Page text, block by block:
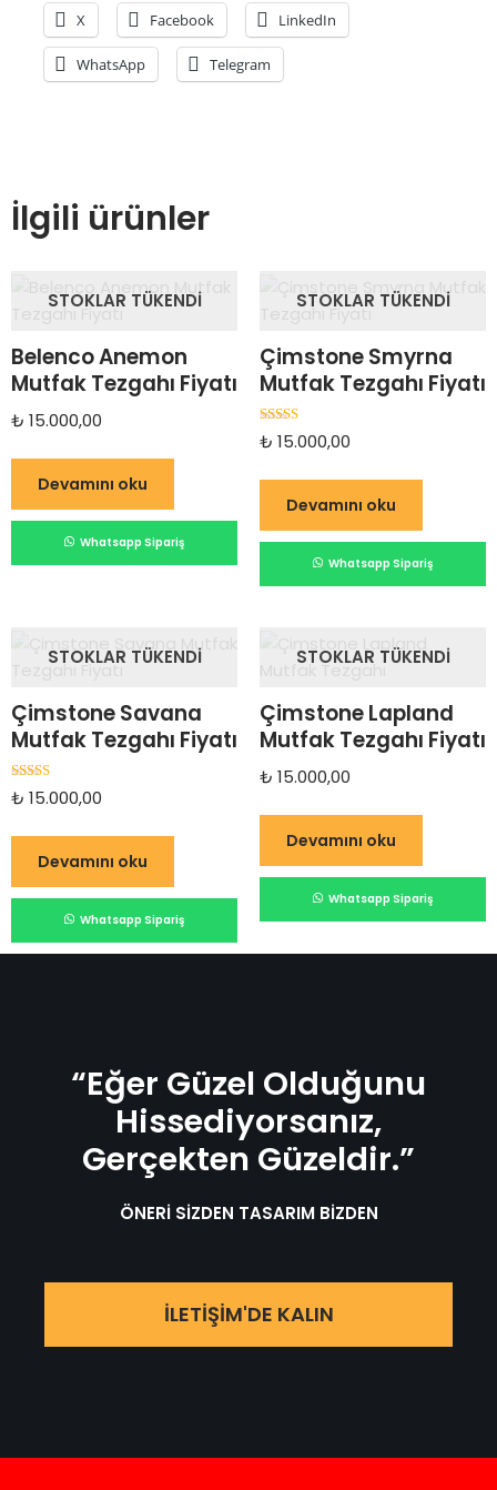
X Facebook LinkedIn
WhatsApp Telegram
İlgili ürünler
STOKLAR TÜKENDI
Belenco Anemon
Mutfak Tezgahı Fiyatı
₺ 15.000,00
Devamını oku
Whatsapp Sipariş
STOKLAR TÜKENDI
Çimstone Smyrna
Mutfak Tezgahı Fiyatı
5 üzerinden
5.00
₺ 15.000,00
Devamını oku
Whatsapp Sipariş
STOKLAR TÜKENDI
Çimstone Savana
Mutfak Tezgahı Fiyatı
5 üzerinden
5.00
₺ 15.000,00
Devamını oku
Whatsapp Sipariş
STOKLAR TÜKENDI
Çimstone Lapland
Mutfak Tezgahı Fiyatı
₺ 15.000,00
Devamını oku
Whatsapp Sipariş
“Eğer Güzel Olduğunu
Hissediyorsanız,
Gerçekten Güzeldir.”
ÖNERİ SİZDEN TASARIM BİZDEN
İLETİŞİM'DE KALIN